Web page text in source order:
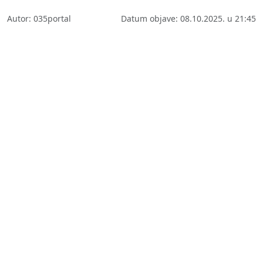
Autor: 035portal Datum objave: 08.10.2025. u 21:45